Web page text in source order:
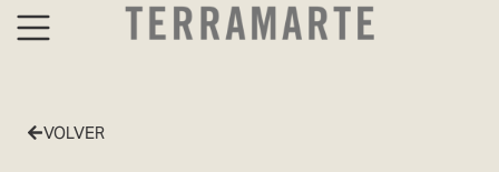
VOLVER